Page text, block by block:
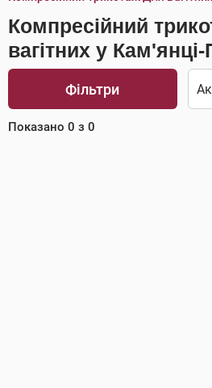
Компресійний
вагітних у
Фільтри
Показано 0 з 0